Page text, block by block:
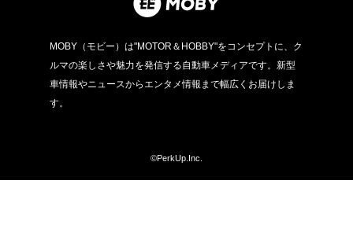
MOBY（モビー）は"MOTOR＆HOBBY"をコンセプトに、ク
ルマの楽しさや魅力を発信する自動車メディアです。新型
車情報やニュースからエンタメ情報まで幅広くお届けしま
す。
©PerkUp.Inc.